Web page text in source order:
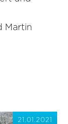
Martin
21.01.2021